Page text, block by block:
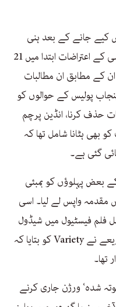
پیش کیے جانے کے بعد ہنی
تریہان نے دعویٰ کیا کہ سی بی ایف سی کے اعتراضات ابتدا میں 21
گئے۔ ان کے مطابق ان مطالبات
پولیس کے حوالوں کو
حذف کرنا، انڈین پرچم
بھی ہٹانا شامل تھا کہ
گئی ہے۔
بعض پہلوؤں کو بمبئی
مقدمہ واپس لے لیا۔ اسی
انٹرنیشنل فلم فیسٹیول میں شیڈول
گالا پریمیئر سے بھی ہٹا لیا گیا۔ ایک ذریعے نے Variety کو بتایا کہ
تھا۔
شدہ‘ ورژن جاری کرنے